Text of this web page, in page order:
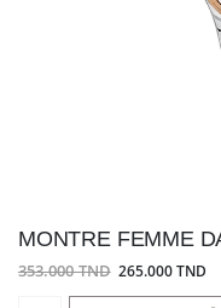
MONTRE FEMME
353.000 TND 265.000 TND